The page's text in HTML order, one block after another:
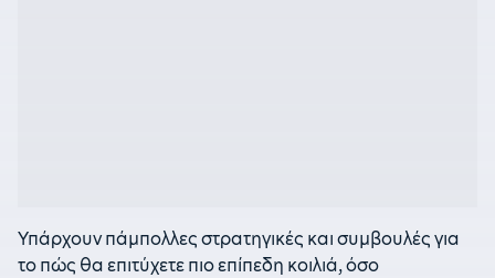
Υπάρχουν πάμπολλες στρατηγικές και συμβουλές για
το πώς θα επιτύχετε πιο επίπεδη κοιλιά, όσο